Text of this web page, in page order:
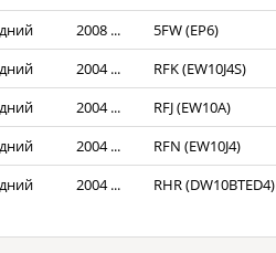
2008 ... 5FW (EP6)
2004 ... RFK (EW10J4S)
2004 ... RFJ (EW10A)
2004 ... RFN (EW10J4)
2004 ... RHR (DW10BTED4)